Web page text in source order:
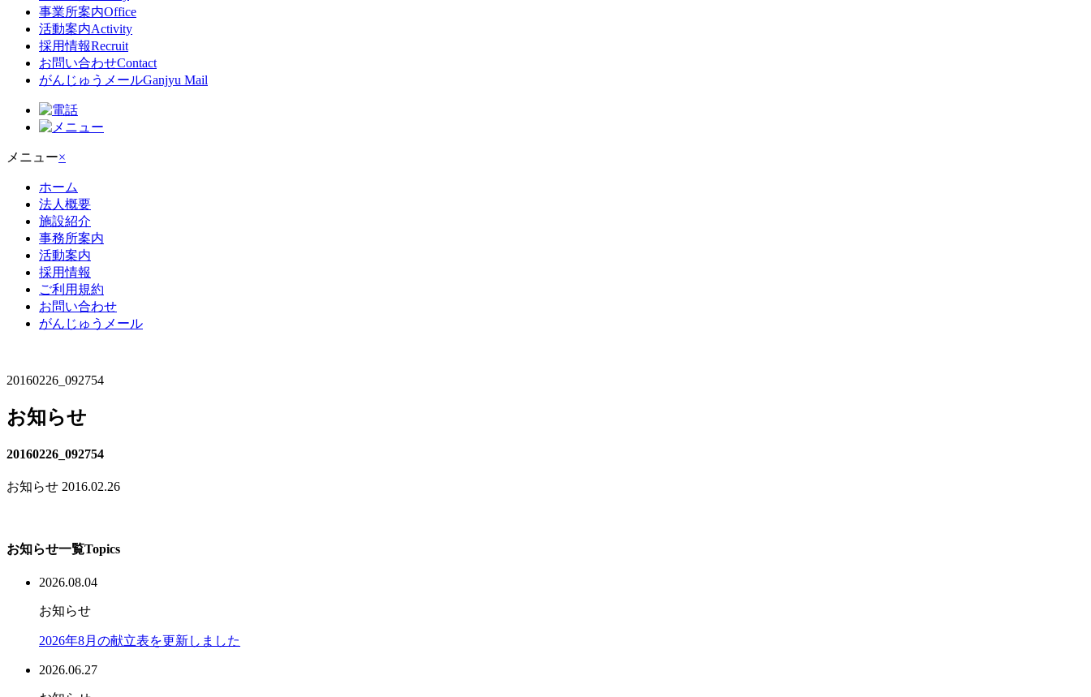
事業所案内Office
活動案内Activity
採用情報Recruit
お問い合わせContact
がんじゅうメールGanjyu Mail
メニュー×
ホーム
法人概要
施設紹介
事務所案内
活動案内
採用情報
ご利用規約
お問い合わせ
がんじゅうメール
20160226_092754
お知らせ
20160226_092754
お知らせ 2016.02.26
お知らせ一覧Topics
2026.08.04
お知らせ
2026年8月の献立表を更新しました
2026.06.27